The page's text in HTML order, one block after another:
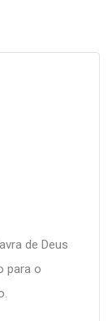
de Deus
para o